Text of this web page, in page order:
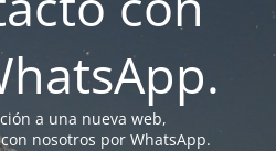
a una nueva web,
nosotros por WhatsApp.